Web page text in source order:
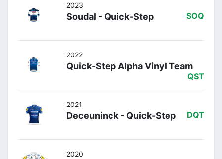
2023
Soudal - Quick-Step SOQ
2022
Quick-Step Alpha Vinyl Team
QST
2021
Deceuninck - Quick-Step DQT
2020